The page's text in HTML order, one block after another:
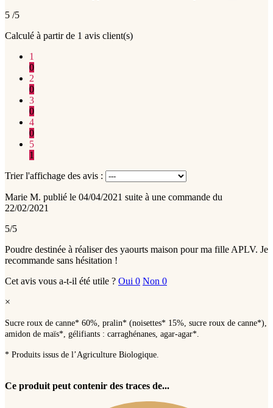
5 /5
Calculé à partir de 1 avis client(s)
1
0
2
0
3
0
4
0
5
1
Trier l'affichage des avis :
Marie M. publié le 04/04/2021 suite à une commande du
22/02/2021
5/5
Poudre destinée à réaliser des yaourts maison pour ma fille APLV. Je
recommande sans hésitation !
Cet avis vous a-t-il été utile ? Oui 0 Non 0
×
Sucre roux de canne* 60%, pralin* (noisettes* 15%, sucre roux de canne*),
amidon de maïs*, gélifiants : carraghénanes, agar-agar*.
* Produits issus de l’Agriculture Biologique.
Ce produit peut contenir des traces de...